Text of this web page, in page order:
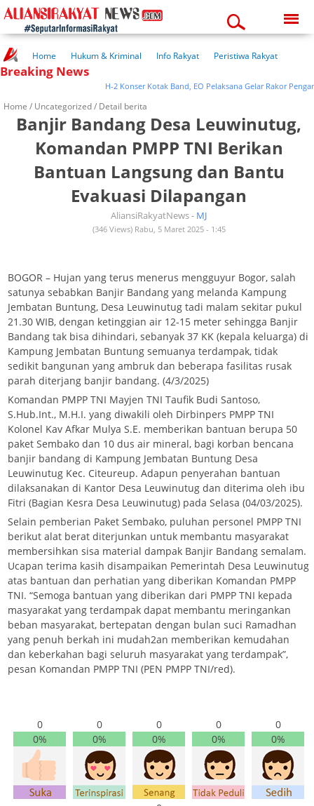
03:23:39 pm
Home Hukum & Kriminal Info Rakyat
Peristiwa Rakyat
Kuliner Rakyat
Wisata Rakyat
Kesehatan
Breaking News
H-2 Konser Kotak Band, EO Pelaksana Gelar Rakor
Home / Uncategorized/ Detail berita
Banjir Bandang Desa Leuwinutug,
Komandan PMPP TNI Berikan
Bantuan Langsung dan Bantu
Evakuasi Dilapangan
AliansiRakyatNews - MJ
(346 Views) Rabu, 5 Maret 2025 - 1:45
BOGOR – Hujan yang terus menerus mengguyur Bogor, salah
satunya sebabkan Banjir Bandang yang melanda Kampung
Jembatan Buntung, Desa Leuwinutug tadi malam sekitar pukul
21.30 WIB, dengan ketinggian air 12-15 meter sehingga Banjir
Bandang tak bisa dihindari, sebanyak 37 KK (kepala keluarga) di
Kampung Jembatan Buntung semuanya terdampak, tidak
sedikit bangunan yang ambruk dan beberapa fasilitas rusak
parah diterjang banjir bandang. (4/3/2025)
Komandan PMPP TNI Mayjen TNI Taufik Budi Santoso,
S.Hub.Int., M.H.I. yang diwakili oleh Dirbinpers PMPP TNI
Kolonel Kav Afkar Mulya S.E. memberikan bantuan berupa 50
paket Sembako dan 10 dus air mineral, bagi korban bencana
banjir bandang di Kampung Jembatan Buntung Desa
Leuwinutug Kec. Citeureup. Adapun penyerahan bantuan
dilaksanakan di Kantor Desa Leuwinutug dan diterima oleh ibu
Fitri (Bagian Kesra Desa Leuwinutug) pada Selasa (04/03/2025).
Selain pemberian Paket Sembako, puluhan personel PMPP TNI
berikut alat berat diterjunkan untuk membantu masyarakat
membersihkan sisa material dampak Banjir Bandang semalam.
Ucapan terima kasih disampaikan Pemerintah Desa Leuwinutug
atas bantuan dan perhatian yang diberikan Komandan PMPP
TNI. “Semoga bantuan yang diberikan dari PMPP TNI kepada
masyarakat yang terdampak dapat membantu meringankan
beban masyarakat, bertepatan dengan bulan suci Ramadhan
yang penuh berkah ini mudah2an memberikan kemudahan
dan keberkahan bagi seluruh masyarakat yang terdampak”,
pesan Komandan PMPP TNI (PEN PMPP TNI/red).
0
0%
0
0%
0
0%
0
0%
0
0%